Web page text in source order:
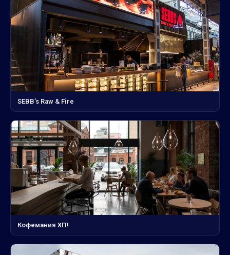
SEBB’s Raw & Fire
Кофемания ХП!